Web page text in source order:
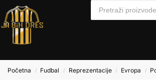
Početna / Fudbal / Reprezentacije / Evropa /